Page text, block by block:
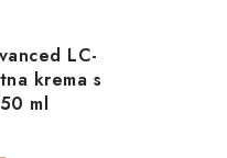
LC-
krema s
ml